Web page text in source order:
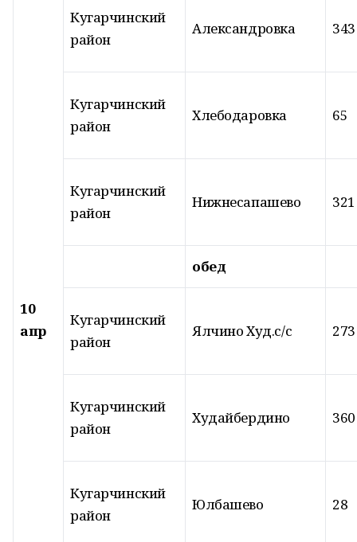
10
апр
Кугарчинский
район
Александровка 343
Кугарчинский
район
Хлебодаровка 65
Кугарчинский
район
Нижнесапашево 321
обед
Кугарчинский
район
Ялчино Худ.с/с 273
Кугарчинский
район
Худайбердино 360
Кугарчинский
район
Юлбашево 28